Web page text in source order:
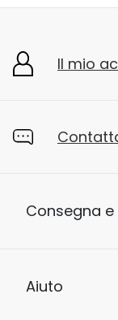
Il mio
Consegna e
Aiuto